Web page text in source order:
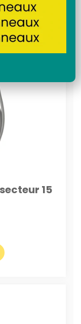
Recherche
15